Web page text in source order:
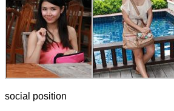
social position